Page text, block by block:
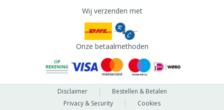
Wij verzenden met
Onze betaalmethoden
Disclaimer
Bestellen & Betalen
Privacy & Security
Cookies